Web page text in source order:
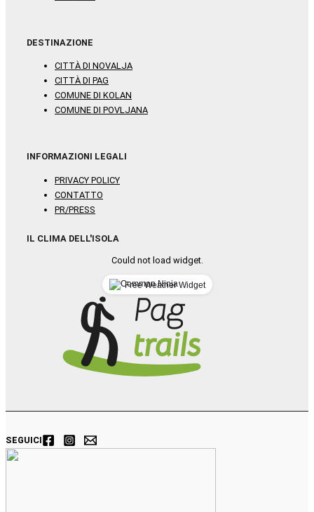
DESTINAZIONE
CITTÀ DI NOVALJA
CITTÀ DI PAG
COMUNE DI KOLAN
COMUNE DI POVLJANA
INFORMAZIONI LEGALI
PRIVACY POLICY
CONTATTO
PR/PRESS
IL CLIMA DELL'ISOLA
Could not load widget.
Free Weather Widget
SEGUICI